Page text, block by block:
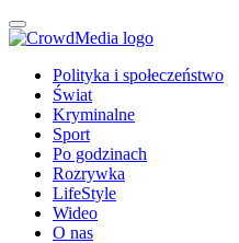
Polityka i społeczeństwo
Świat
Kryminalne
Sport
Po godzinach
Rozrywka
LifeStyle
Wideo
O nas